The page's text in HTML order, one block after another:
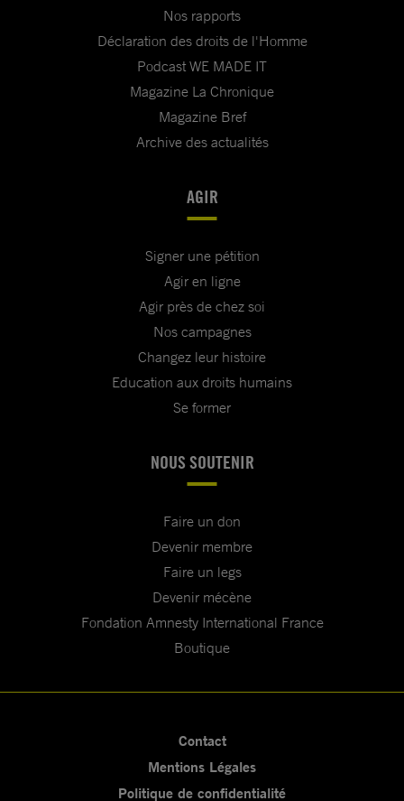
Nos rapports
Déclaration des droits de l'Homme
Podcast WE MADE IT
Magazine La Chronique
Magazine Bref
Archive des actualités
AGIR
Signer une pétition
Agir en ligne
Agir près de chez soi
Nos campagnes
Changez leur histoire
Education aux droits humains
Se former
NOUS SOUTENIR
Faire un don
Devenir membre
Faire un legs
Devenir mécène
Fondation Amnesty International France
Boutique
Contact
Mentions Légales
Politique de confidentialité